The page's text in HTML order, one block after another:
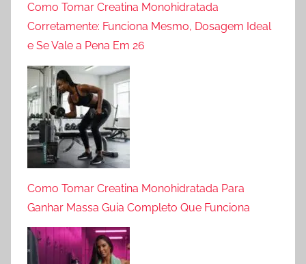
Como Tomar Creatina Monohidratada
Corretamente: Funciona Mesmo, Dosagem Ideal
e Se Vale a Pena Em 26
Como Tomar Creatina Monohidratada Para
Ganhar Massa Guia Completo Que Funciona